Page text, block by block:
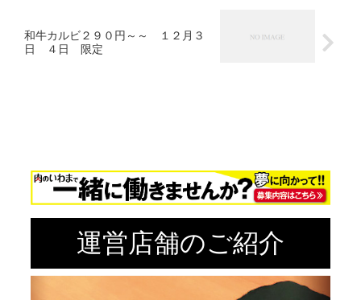
和牛カルビ２９０円～～ １２月３
日 ４日 限定
運営店舗のご紹介